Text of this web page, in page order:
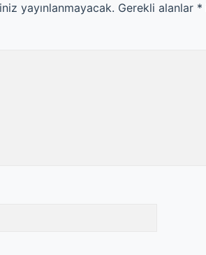
yayınlanmayacak. Gerekli alanlar *